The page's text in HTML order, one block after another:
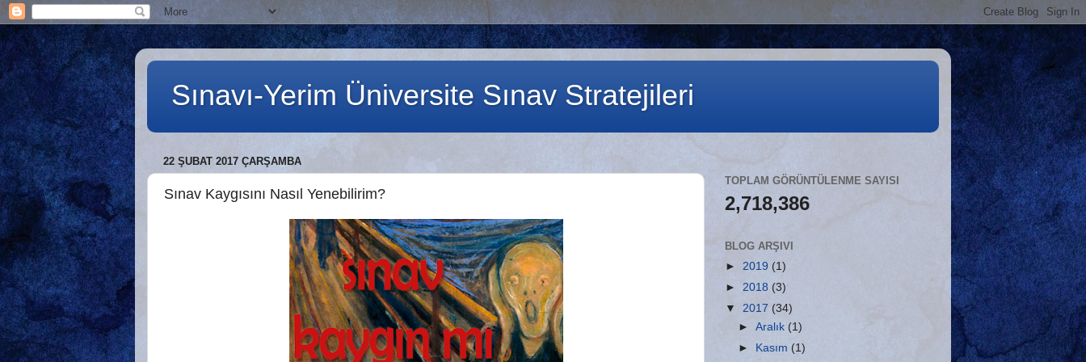
Sınavı-Yerim Üniversite Sınav Stratejileri
22 ŞUBAT 2017 ÇARŞAMBA
Sınav Kaygısını Nasıl Yenebilirim?
TOPLAM GÖRÜNTÜLENME SAYISI
2,718,386
BLOG ARŞIVI
► 2019 (1)
► 2018 (3)
▼ 2017 (34)
►Aralık (1)
►
Kasım(1)